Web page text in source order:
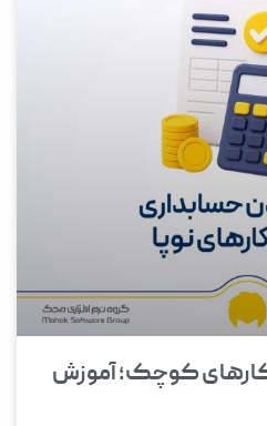
کوچک؛ آموزش